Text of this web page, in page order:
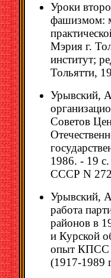
Уроки
фашизмом:
Мэрия г.
институт;
Тольятти,
Урывский,
Советов
1986. - 19
СССР N
Урывский,
работа
районов в
и Курской
опыт КПСС
(1917-1989